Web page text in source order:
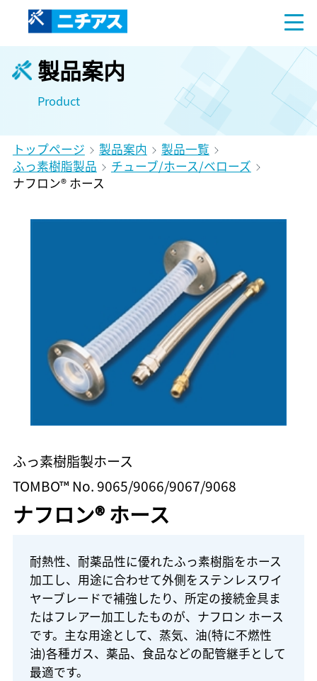
製品案内
Product
トップページ 製品案内
製品一覧
ふっ素樹脂製品
チューブ/ホース/ベローズ
ナフロン® ホース
ふっ素樹脂製ホース
TOMBO™ No. 9065/9066/9067/9068
ナフロン® ホース
耐熱性、耐薬品性に優れたふっ素樹脂をホース
加工し、用途に合わせて外側をステンレスワイ
ヤーブレードで補強したり、所定の接続金具ま
たはフレアー加工したものが、ナフロン ホース
です。主な用途として、蒸気、油(特に不燃性
油)各種ガス、薬品、食品などの配管継手として
最適です。